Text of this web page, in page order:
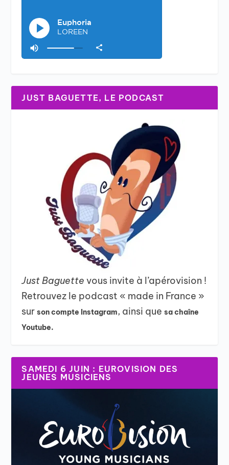
JUST BAGUETTE, LE PODCAST
Just Baguettevous invite à l’apérovision !
Retrouvez le podcast « made in France »
surson compte Instagram, ainsi quesa chaîne
Youtube.
SAMEDI 6 JUIN : EUROVISION DES
JEUNES MUSICIENS